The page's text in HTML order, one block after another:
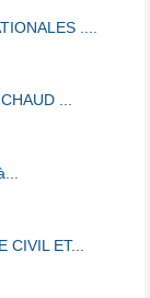
....
...
CIVIL ET...